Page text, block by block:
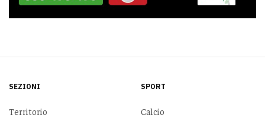
SEZIONI
Territorio
SPORT
Calcio